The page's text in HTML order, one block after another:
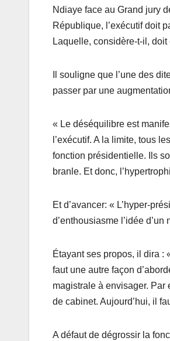
Ndiaye face au Grand jury
République, l’exécutif doit
Laquelle, considère-t-il,
Il souligne que l’une des
passer par une
« Le déséquilibre est
l’exécutif. A la limite, tous
fonction présidentielle. Ils
branle. Et donc,
Et d’avancer: « L’hyper-
d’enthousiasme l’idée
Étayant ses propos, il dira :
faut une autre façon
magistrale à envisager.
de cabinet. Aujourd’hui, il
A défaut de dégrossir la